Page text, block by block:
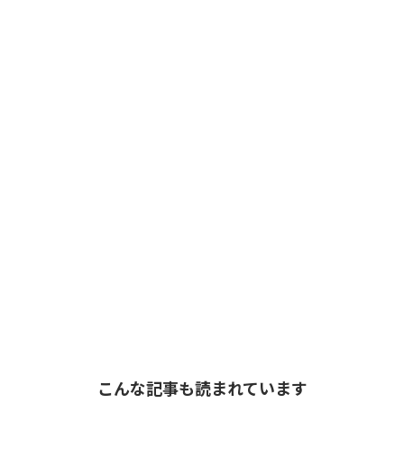
こんな記事も読まれています